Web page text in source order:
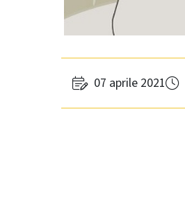
07 aprile 2021